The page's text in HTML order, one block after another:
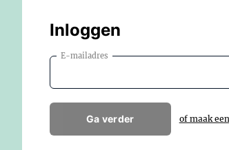
Inloggen
E-mailadres
Ga verder of maak